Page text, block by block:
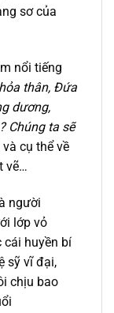
sơ của
nổi tiếng
thân, Đứa
dương,
Chúng ta sẽ
cụ thể về
vẽ…
người
lớp vỏ
cái huyền bí
sỹ vĩ đại,
chịu bao